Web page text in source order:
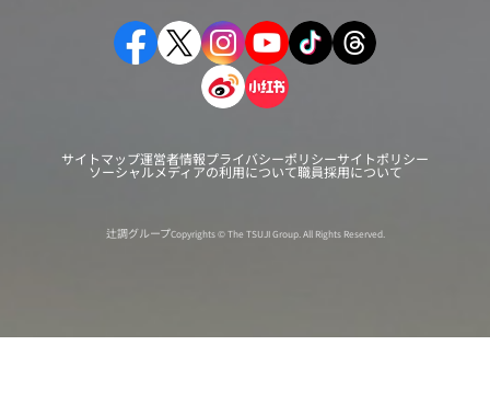
サイトマップ運営者情報プライバシーポリシーサイトポリシー
ソーシャルメディアの利用について職員採用について
辻調グループCopyrights © The TSUJI Group. All Rights Reserved.